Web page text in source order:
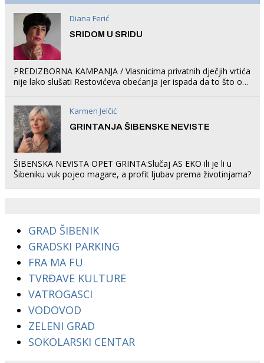
Diana Ferić
SRIDOM U SRIDU
PREDIZBORNA KAMPANJA / Vlasnicima privatnih dječjih vrtića
nije lako slušati Restovićeva obećanja jer ispada da to što oni
Karmen Jelčić
GRINTANJA ŠIBENSKE NEVISTE
ŠIBENSKA NEVISTA OPET GRINTA:Slučaj AS EKO ili je li u
Šibeniku vuk pojeo magare, a profit ljubav prema životinjama?
GRAD ŠIBENIK
GRADSKI PARKING
FRA MA FU
TVRĐAVE KULTURE
VATROGASCI
VODOVOD
ZELENI GRAD
SOKOLARSKI CENTAR